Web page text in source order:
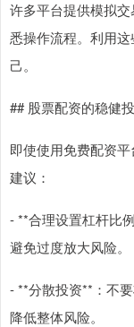
许多平台提供模拟
悉操作流程。利用
己。
## 股票配资的稳健
即使使用免费配资
建议：
- **合理设置杠杆比
避免过度放大风险。
- **分散投资**：不
降低整体风险。